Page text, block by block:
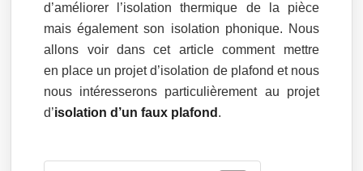
d’améliorer l’isolation thermique de la pièce
mais également son isolation phonique. Nous
allons voir dans cet article comment mettre
en place un projet d’isolation de plafond et nous
nous intéresserons particulièrement au projet
d’isolation d’un faux plafond .